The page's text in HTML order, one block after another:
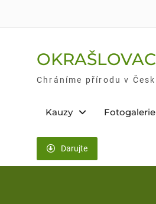
Chráníme přírodu v
Kauzy Fotogalerie
Darujte